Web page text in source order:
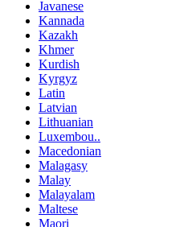
Javanese
Kannada
Kazakh
Khmer
Kurdish
Kyrgyz
Latin
Latvian
Lithuanian
Luxembou..
Macedonian
Malagasy
Malay
Malayalam
Maltese
Maori